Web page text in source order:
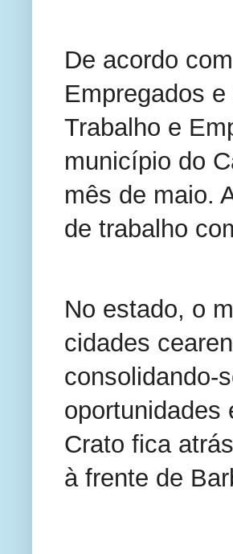
De acordo
Empregados
Trabalho e
município do
mês de maio.
de trabalho
No estado, o
cidades
consolidando-
oportunidades
Crato fica
à frente de